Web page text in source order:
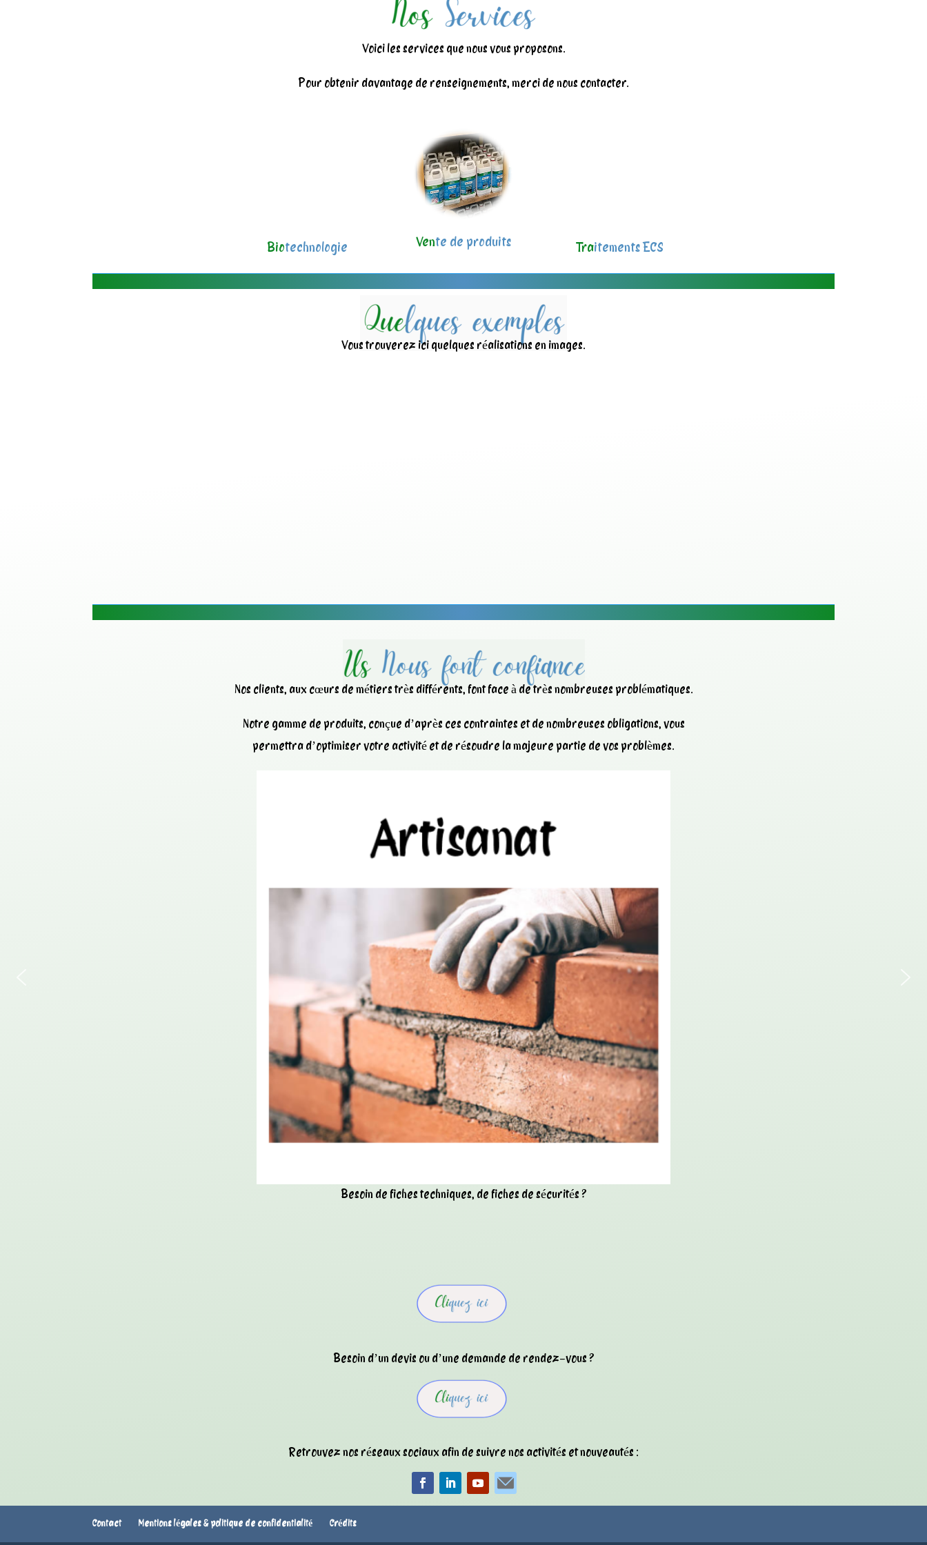
Voici les services que nous vous proposons.
Pour obtenir davantage de renseignements, merci de nous contacter.
Biotechnologie Vente de produits Traitements ECS
Vous trouverez ici quelques réalisations en images.
Nos clients, aux cœurs de métiers très différents, font face à de très nombreuses problématiques.
Notre gamme de produits, conçue d’après ces contraintes et de nombreuses obligations, vous
permettra d’optimiser votre activité et de résoudre la majeure partie de vos problèmes.
Besoin de fiches techniques, de fiches de sécurités ?
Besoin d’un devis ou d’une demande de rendez-vous ?
Retrouvez nos réseaux sociaux afin de suivre nos activités et nouveautés :
Contact Mentions légales & politique de confidentialité Crédits